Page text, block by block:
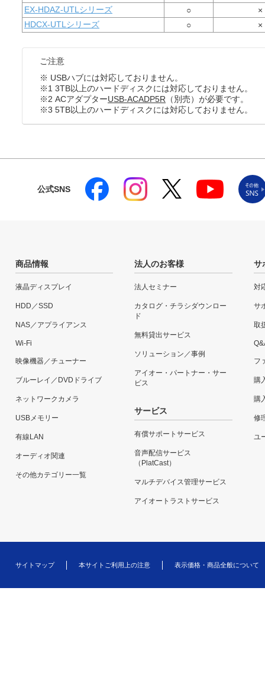
EX-HDAZ-UTLシリーズ ○
×
HDCX-UTLシリーズ
○ ×
ご注意
※ USBハブには対応しておりません。
※1 3TB以上のハードディスクには対応しておりません。
※2 ACアダプターUSB-ACADP5R （別売）が必要です。
※3 5TB以上のハードディスクには対応しておりません。
公式SNS
商品情報
液晶ディスプレイ
HDD／SSD
NAS／アプライアンス
Wi-Fi
映像機器／チューナー
ブルーレイ／DVDドライブ
ネットワークカメラ
USBメモリー
有線LAN
オーディオ関連
その他カテゴリー一覧
法人のお客様
法人セミナー
カタログ・チラシダウンロー
ド
無料貸出サービス
ソリューション／事例
アイオー・パートナー・サー
ビス
サービス
有償サポートサービス
音声配信サービス
（PlatCast）
マルチデバイス管理サービス
アイオートラストサービス
サ
対
サ
取
フ
購
購
修
ユ
サイトマップ 本サイトご利用上の注意 表示価格・商品全般について